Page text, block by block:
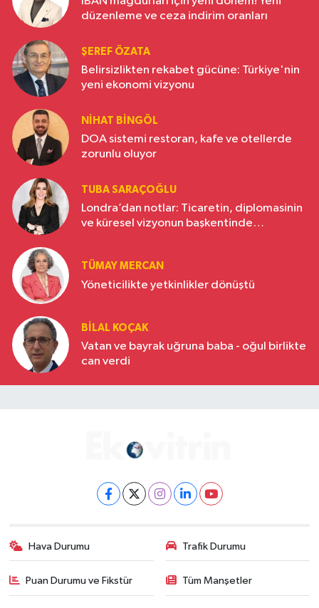
düzenleme ve ceza indirim oranları
ŞEREF ÖZATA
Belirsizlikten rekabet gücüne: Türkiye'nin
yeni ekonomi vizyonu
NIHAT BINGÖL
DOA sistemi restoran, kafe ve otellerde
zorunlu oluyor
TUBA SARAÇOĞLU
Londra’dan notlar: Ticaretin, diplomasinin
ve küresel vizyonun başkentinde
TÜMAY MERCAN
Yöneticilikte yetkinlikler dönüştü
BILAL KOÇAK
Vatan ve bayrak uğruna baba - oğul birlikte
can verdi
Hava Durumu Trafik Durumu
Puan Durumu ve Fikstür Tüm Manşetler